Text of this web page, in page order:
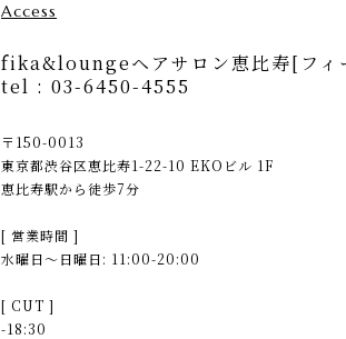
Access
fika&loungeヘアサロン恵比寿[フィ
tel : 03-6450-4555
〒150-0013
東京都渋谷区恵比寿1-22-10 EKOビル 1F
恵比寿駅から徒歩7分
[ 営業時間 ]
水曜日〜日曜日: 11:00-20:00
[ CUT ]
-18:30